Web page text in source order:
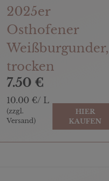
2025er
Osthofener
Weißburgunder,
trocken
7.50 €
10.00 €/ L
(zzgl.
Versand)
HIER
KAUFEN